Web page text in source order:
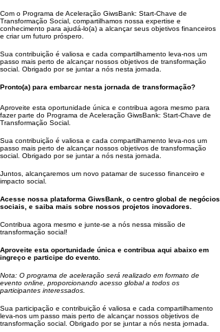
Com o Programa de Aceleração GiwsBank: Start-Chave de
Transformação Social, compartilhamos nossa expertise e
conhecimento para ajudá-lo(a) a alcançar seus objetivos financeiros
e criar um futuro próspero.
Sua contribuição é valiosa e cada compartilhamento leva-nos um
passo mais perto de alcançar nossos objetivos de transformação
social. Obrigado por se juntar a nós nesta jornada.
Pronto(a) para embarcar nesta jornada de transformação?
Aproveite esta oportunidade única e contribua agora mesmo para
fazer parte do Programa de Aceleração GiwsBank: Start-Chave de
Transformação Social.
Sua contribuição é valiosa e cada compartilhamento leva-nos um
passo mais perto de alcançar nossos objetivos de transformação
social. Obrigado por se juntar a nós nesta jornada.
Juntos, alcançaremos um novo patamar de sucesso financeiro e
impacto social.
Acesse nossa plataforma GiwsBank, o centro global de negócios
sociais, e saiba mais sobre nossos projetos inovadores.
Contribua agora mesmo e junte-se a nós nessa missão de
transformação social!
Aproveite esta oportunidade única e contribua aqui abaixo em
ingreço e participe do evento.
Nota: O programa de aceleração será realizado em formato de
evento online, proporcionando acesso global a todos os
participantes interessados.
Sua participação e contribuição é valiosa e cada compartilhamento
leva-nos um passo mais perto de alcançar nossos objetivos de
transformação social. Obrigado por se juntar a nós nesta jornada.